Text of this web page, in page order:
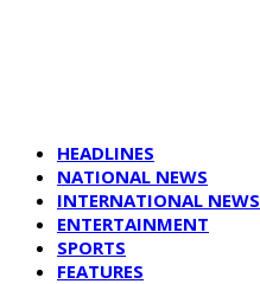
HEADLINES
NATIONAL NEWS
INTERNATIONAL NEWS
ENTERTAINMENT
SPORTS
FEATURES